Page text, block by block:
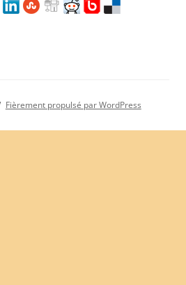
Fièrement propulsé par WordPress